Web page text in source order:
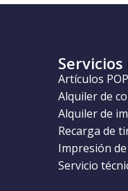
Artículos POP
Alquiler de
Alquiler de
Recarga de
Impresión
Servicio